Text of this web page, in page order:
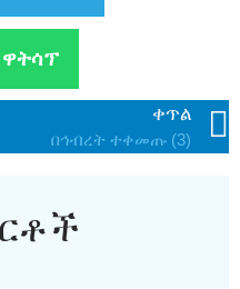
ዋትሳፕ
ቀጥል
በኅብረት ተቀመጡ (3)